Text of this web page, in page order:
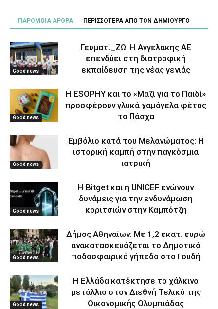
ΠΑΡΟΜΟΙΑ ΑΡΘΡΑ ΠΕΡΙΣΣΟΤΕΡΑ ΑΠΟ ΤΟΝ ΔΗΜΙΟΥΡΓΟ
Good news
Γευματί_ΖΩ: Η Αγγελάκης ΑΕ
επενδύει στη διατροφική
εκπαίδευση της νέας γενιάς
Good news
Η ESOPHY και το «Μαζί για το Παιδί»
προσφέρουν γλυκά χαμόγελα φέτος
το Πάσχα
Good news
Εμβόλιο κατά του Μελανώματος: Η
ιστορική καμπή στην παγκόσμια
ιατρική
Good news
Η Bitget και η UNICEF ενώνουν
δυνάμεις για την ενδυνάμωση
κοριτσιών στην Καμπότζη
Good news
Δήμος Αθηναίων: Με 1,2 εκατ. ευρώ
ανακατασκευάζεται το Δημοτικό
ποδοσφαιρικό γήπεδο στο Γουδή
Good news
Η Ελλάδα κατέκτησε το χάλκινο
μετάλλιο στον Διεθνή Τελικό της
Οικονομικής Ολυμπιάδας